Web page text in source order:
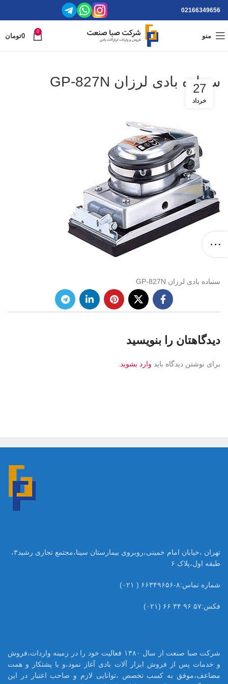
02166349656
منو
0
0تومان
سنباده بادی لرزان GP-827N
27
خرداد
سنباده بادی لرزان GP-827N
دیدگاهتان را بنویسید
برای نوشتن دیدگاه باید وارد بشوید
تهران ،خیابان امام خمینی،روبروی بیمارستان سینا،مجتمع تجاری رشید۳،
طبقه اول،پلاک ۶
شماره تماس:۸-۶۶۳۴۹۶۵۶ ( ۰۲۱)
فکس:۵۷ ۹۶ ۳۴ ۶۶ (۰۲۱)
شرکت صبا صنعت از سال ۱۳۸۰ فعالیت خود را در زمینه واردات،فروش
و خدمات پس از فروش ابزار آلات بادی آغاز نمود،و با پشتکار و همت
مضاعف،موفق به کسب تخصص ،توانایی لازم و صاحب اعتبار در این